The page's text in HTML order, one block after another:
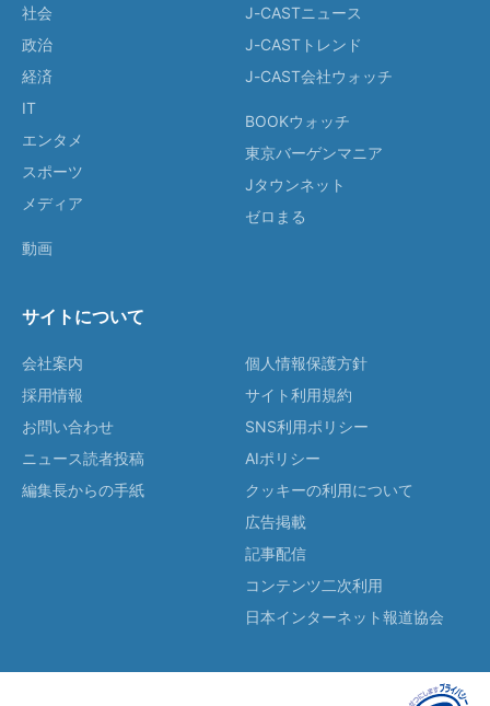
社会
政治
経済
IT
エンタメ
スポーツ
メディア
動画
J-CASTニュース
J-CASTトレンド
J-CAST会社ウォッチ
BOOKウォッチ
東京バーゲンマニア
Jタウンネット
ゼロまる
サイトについて
会社案内
採用情報
お問い合わせ
ニュース読者投稿
編集長からの手紙
個人情報保護方針
サイト利用規約
SNS利用ポリシー
AIポリシー
クッキーの利用について
広告掲載
記事配信
コンテンツ二次利用
日本インターネット報道協会